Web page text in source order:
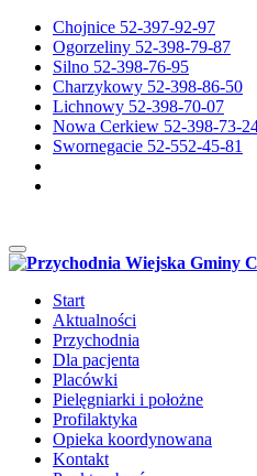
Chojnice 52-397-92-97
Ogorzeliny 52-398-79-87
Silno 52-398-76-95
Charzykowy 52-398-86-50
Lichnowy 52-398-70-07
Nowa Cerkiew 52-398-73-
Swornegacie 52-552-45-81
Przełącz nawigację
Start
Aktualności
Przychodnia
Dla pacjenta
Placówki
Pielęgniarki i położne
Profilaktyka
Opieka koordynowana
Kontakt